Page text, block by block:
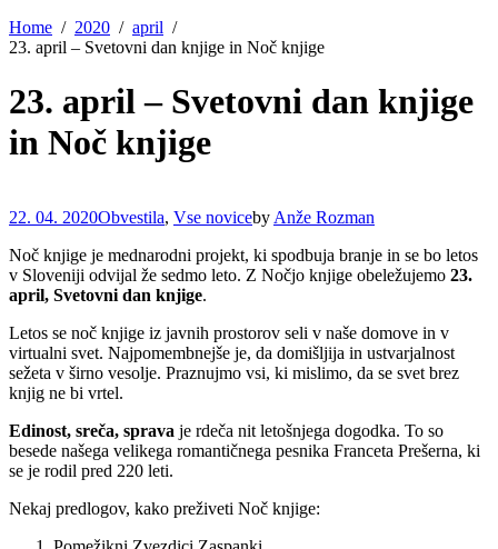
Home
2020
april
23. april – Svetovni dan knjige in Noč knjige
23. april – Svetovni dan knjige
in Noč knjige
22. 04. 2020Obvestila, Vse noviceby Anže Rozman
Noč knjige je mednarodni projekt, ki spodbuja branje in se bo letos
v Sloveniji odvijal že sedmo leto. Z Nočjo knjige obeležujemo 23.
april, Svetovni dan knjige.
Letos se noč knjige iz javnih prostorov seli v naše domove in v
virtualni svet. Najpomembnejše je, da domišljija in ustvarjalnost
sežeta v širno vesolje. Praznujmo vsi, ki mislimo, da se svet brez
knjig ne bi vrtel.
Edinost, sreča, sprava je rdeča nit letošnjega dogodka. To so
besede našega velikega romantičnega pesnika Franceta Prešerna, ki
se je rodil pred 220 leti.
Nekaj predlogov, kako preživeti Noč knjige: